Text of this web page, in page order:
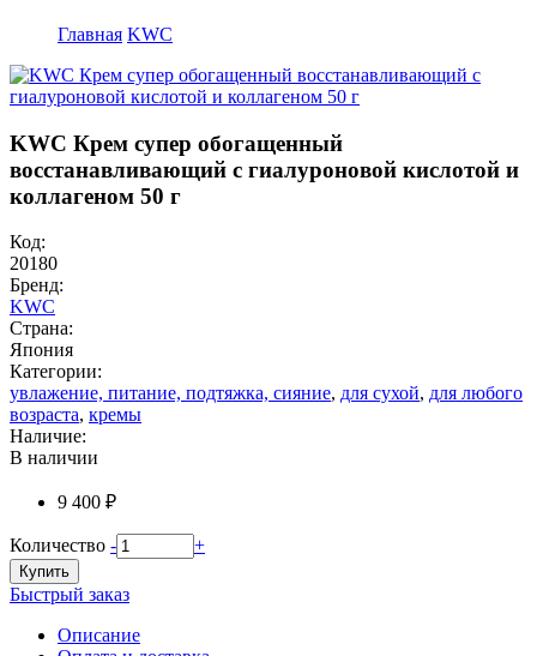
Главная KWC
KWC Крем супер обогащенный
восстанавливающий с гиалуроновой кислотой и
коллагеном 50 г
Код:
20180
Бренд:
KWC
Страна:
Япония
Категории:
увлажение, питание, подтяжка, сияние, для сухой, для любого
возраста, кремы
Наличие:
В наличии
9 400 ₽
Количество - +
Купить
Быстрый заказ
Описание